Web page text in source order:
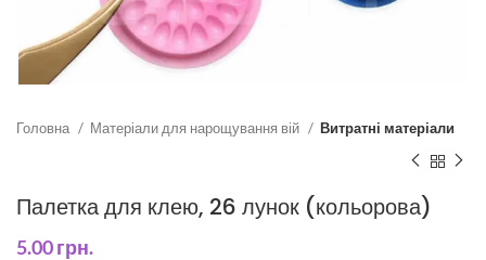
Головна Матеріали для нарощування вій Витратні матеріали
Палетка для клею, 26 лунок (кольорова)
5.00грн.